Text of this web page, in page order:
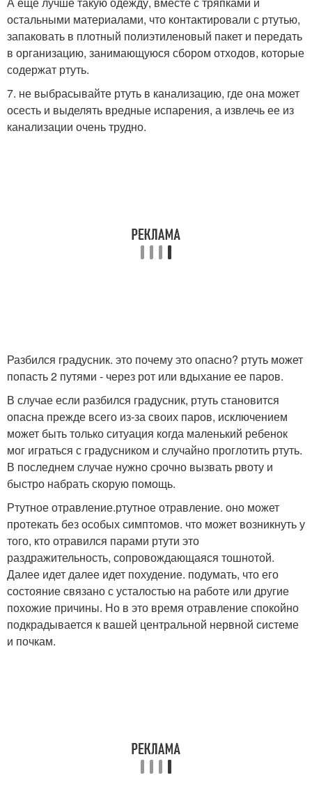
остальными материалами, что контактировали с ртутью,
запаковать в плотный полиэтиленовый пакет и передать
в организацию, занимающуюся сбором отходов, которые
содержат ртуть.
7. не выбрасывайте ртуть в канализацию, где она может
осесть и выделять вредные испарения, а извлечь ее из
канализации очень трудно.
Разбился градусник. это почему это опасно? ртуть может
попасть 2 путями - через рот или вдыхание ее паров.
В случае если разбился градусник, ртуть становится
опасна прежде всего из-за своих паров, исключением
может быть только ситуация когда маленький ребенок
мог играться с градусником и случайно проглотить ртуть.
В последнем случае нужно срочно вызвать рвоту и
быстро набрать скорую помощь.
Ртутное отравление.ртутное отравление. оно может
протекать без особых симптомов. что может возникнуть у
того, кто отравился парами ртути это
раздражительность, сопровождающаяся тошнотой.
Далее идет далее идет похудение. подумать, что его
состояние связано с усталостью на работе или другие
похожие причины. Но в это время отравление спокойно
подкрадывается к вашей центральной нервной системе
и почкам.